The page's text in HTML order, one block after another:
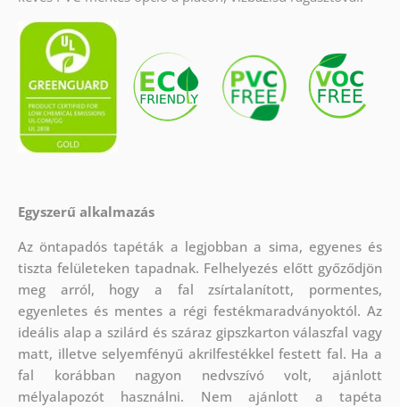
Egyszerű alkalmazás
Az öntapadós tapéták a legjobban a sima, egyenes és
tiszta felületeken tapadnak. Felhelyezés előtt győződjön
meg arról, hogy a fal zsírtalanított, pormentes,
egyenletes és mentes a régi festékmaradványoktól. Az
ideális alap a szilárd és száraz gipszkarton válaszfal vagy
matt, illetve selyemfényű akrilfestékkel festett fal. Ha a
fal korábban nagyon nedvszívó volt, ajánlott
mélyalapozót használni. Nem ajánlott a tapéta